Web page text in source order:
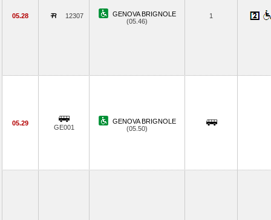
05.28 12307
GENOVA BRIGNOLE
(05.46)
1
05.29
GE001
GENOVA BRIGNOLE
(05.50)